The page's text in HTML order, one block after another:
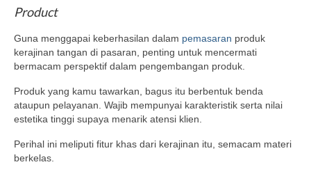
Product
Guna menggapai keberhasilan dalam pemasaran produk
kerajinan tangan di pasaran, penting untuk mencermati
bermacam perspektif dalam pengembangan produk.
Produk yang kamu tawarkan, bagus itu berbentuk benda
ataupun pelayanan. Wajib mempunyai karakteristik serta nilai
estetika tinggi supaya menarik atensi klien.
Perihal ini meliputi fitur khas dari kerajinan itu, semacam materi
berkelas.